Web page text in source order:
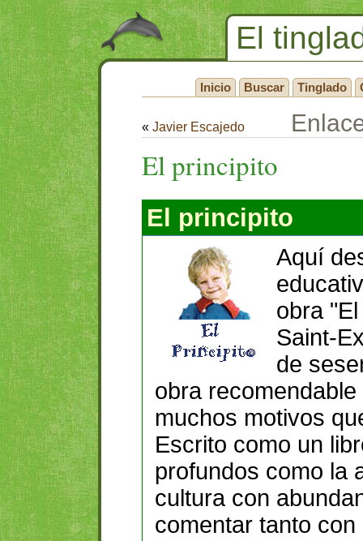
El
Inicio Buscar Tinglado
« Javier Escajedo
El principito
El principito
Aquí
obra
Saint-
de
obra
muchos motivos
Escrito como un
profundos como la
cultura con
comentar tanto